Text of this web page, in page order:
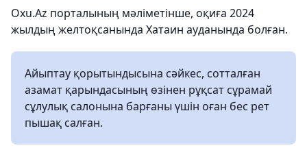
Oxu.Az порталының мәліметінше, оқиға 2024
жылдың желтоқсанында Хатаин ауданында болған.
Айыптау қорытындысына сәйкес, сотталған
азамат қарындасының өзінен рұқсат сұрамай
сұлулық салонына барғаны үшін оған бес рет
пышақ салған.